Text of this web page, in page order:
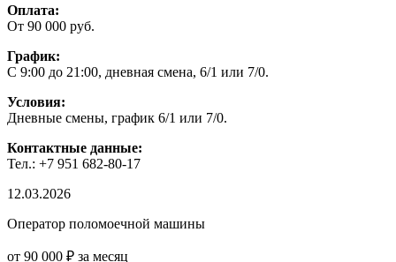
Оплата:
От 90 000 руб.
График:
С 9:00 до 21:00, дневная смена, 6/1 или 7/0.
Условия:
Дневные смены, график 6/1 или 7/0.
Контактные данные:
Тел.: +7 951 682-80-17
12.03.2026
Оператор поломоечной машины
от 90 000 ₽ за месяц